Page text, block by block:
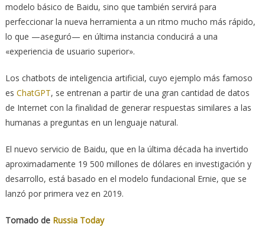
modelo básico de Baidu, sino que también servirá para
perfeccionar la nueva herramienta a un ritmo mucho más rápido,
lo que —aseguró— en última instancia conducirá a una
«experiencia de usuario superior».
Los chatbots de inteligencia artificial, cuyo ejemplo más famoso
es ChatGPT, se entrenan a partir de una gran cantidad de datos
de Internet con la finalidad de generar respuestas similares a las
humanas a preguntas en un lenguaje natural.
El nuevo servicio de Baidu, que en la última década ha invertido
aproximadamente 19 500 millones de dólares en investigación y
desarrollo, está basado en el modelo fundacional Ernie, que se
lanzó por primera vez en 2019.
Tomado de Russia Today